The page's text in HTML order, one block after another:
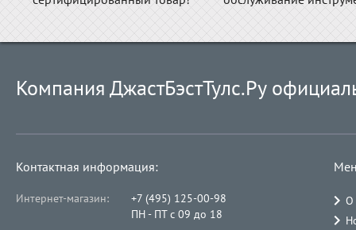
Компания ДжастБэстТулс.Ру
Контактная информация:
Интернет-магазин:
+7 (495) 125-00-98
ПН - ПТ с 09 до 18
О